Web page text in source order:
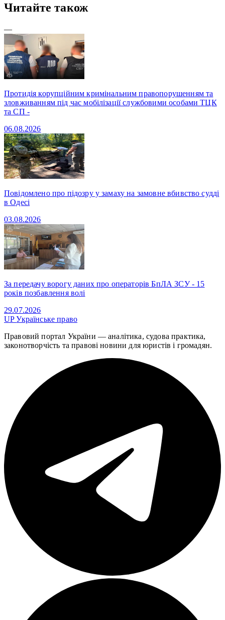
Читайте також
—
Протидія корупційним кримінальним правопорушенням та
зловживанням під час мобілізації службовими особами ТЦК
та СП -
06.08.2026
Повідомлено про підозру у замаху на замовне вбивство судді
в Одесі
03.08.2026
За передачу ворогу даних про операторів БпЛА ЗСУ - 15
років позбавлення волі
29.07.2026
UPУкраїнське право
Правовий портал України — аналітика, судова практика,
законотворчість та правові новини для юристів і громадян.